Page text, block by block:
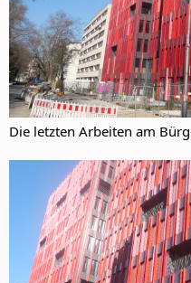
Die letzten Arbeiten am